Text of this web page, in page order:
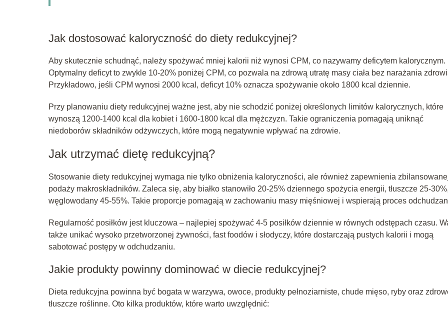
Jak dostosować kaloryczność do diety redukcyjnej?
Aby skutecznie schudnąć, należy spożywać mniej kalorii niż wynosi CPM, co nazywamy deficytem kalorycznym.
Optymalny deficyt to zwykle 10-20% poniżej CPM, co pozwala na zdrową utratę masy ciała bez narażania
Przykładowo, jeśli CPM wynosi 2000 kcal, deficyt 10% oznacza spożywanie około 1800 kcal dziennie.
Przy planowaniu diety redukcyjnej ważne jest, aby nie schodzić poniżej określonych limitów kalorycznych, które
wynoszą 1200-1400 kcal dla kobiet i 1600-1800 kcal dla mężczyzn. Takie ograniczenia pomagają uniknąć
niedoborów składników odżywczych, które mogą negatywnie wpływać na zdrowie.
Jak utrzymać dietę redukcyjną?
Stosowanie diety redukcyjnej wymaga nie tylko obniżenia kaloryczności, ale również zapewnienia
podaży makroskładników. Zaleca się, aby białko stanowiło 20-25% dziennego spożycia energii, tłuszcze 25-
węglowodany 45-55%. Takie proporcje pomagają w zachowaniu masy mięśniowej i wspierają proces
Regularność posiłków jest kluczowa – najlepiej spożywać 4-5 posiłków dziennie w równych odstępach czasu.
także unikać wysoko przetworzonej żywności, fast foodów i słodyczy, które dostarczają pustych kalorii i mogą
sabotować postępy w odchudzaniu.
Jakie produkty powinny dominować w diecie redukcyjnej?
Dieta redukcyjna powinna być bogata w warzywa, owoce, produkty pełnoziarniste, chude mięso, ryby oraz
tłuszcze roślinne. Oto kilka produktów, które warto uwzględnić: